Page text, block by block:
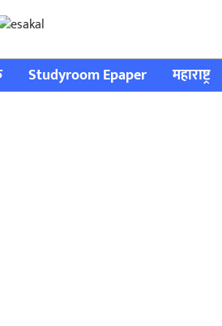
Studyroom Epaper महाराष्ट्र